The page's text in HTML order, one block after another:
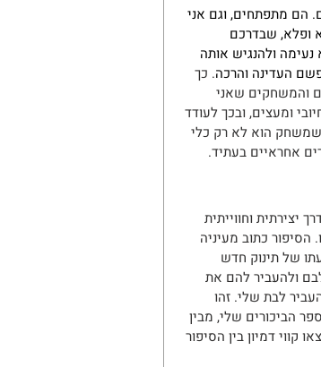
הם מתפתחים, וגם אני
ופלא, שבדרכם
ולהנגיש אותה
העדינה והרכה. כך
והמשחקים שאני
ומעצים, ובכך לעודד
שמשחק הוא לא רק כלי
אחראיים בעתיד.
יצירתית וחווייתית
הסיפור כתוב מעיניה
של תינוק חדש
ולהעביר להם את
לבת שלי. זהו
הביכורים שלי, מבין
דמיון בין הסיפור